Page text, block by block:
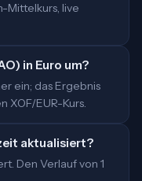
Mittelkurs, live
in Euro um?
ein; das Ergebnis
XOF/EUR-Kurs.
aktualisiert?
Den Verlauf von 1